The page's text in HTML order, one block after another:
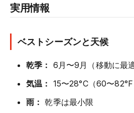
実用情報
ベストシーズンと天候
乾季： 6月〜9月（移動に最
気温： 15〜28°C（60〜
雨： 乾季は最小限